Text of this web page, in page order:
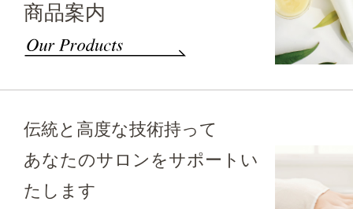
商品案内
伝統と高度な技術持って
あなたのサロンをサポートい
たします